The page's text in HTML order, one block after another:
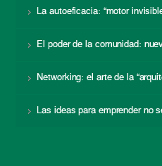
La autoeficacia: “motor
El poder de la comunidad:
Networking: el arte de la
Las ideas para emprender no